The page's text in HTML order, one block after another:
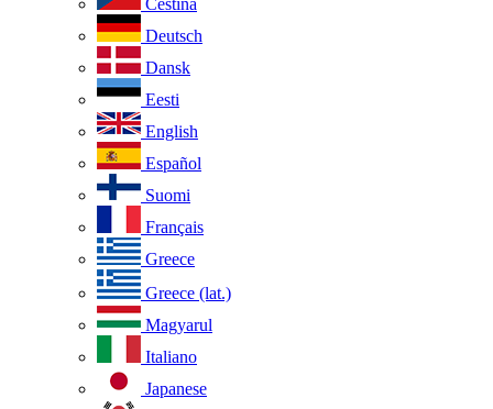
Deutsch
Dansk
Eesti
English
Español
Suomi
Français
Greece
Greece (lat.)
Magyarul
Italiano
Japanese